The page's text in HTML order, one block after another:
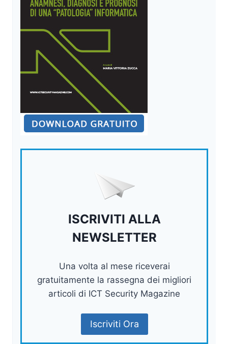
ISCRIVITI ALLA
NEWSLETTER
Una volta al mese riceverai
gratuitamente la rassegna dei migliori
articoli di ICT Security Magazine
Iscriviti Ora